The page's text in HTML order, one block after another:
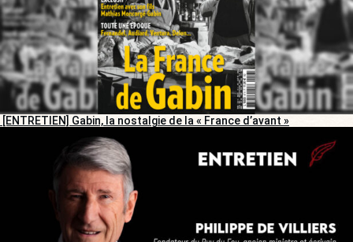
[ENTRETIEN] Gabin, la nostalgie de la « France d’avant »